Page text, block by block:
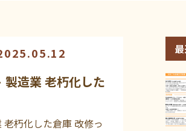
製造業 老朽化した
朽化した倉庫 改修っ